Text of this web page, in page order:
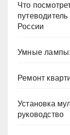
Что
России
Умные лампы:
Ремонт
Установка
руководство